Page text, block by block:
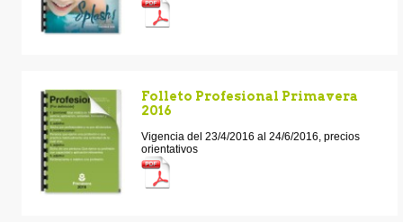
Folleto Profesional Primavera
2016
Vigencia del 23/4/2016 al 24/6/2016, precios
orientativos